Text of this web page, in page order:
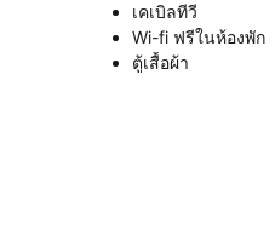
เคเบิลทีวี
Wi-fi ฟรีในห้องพัก
ตู้เสื้อผ้า